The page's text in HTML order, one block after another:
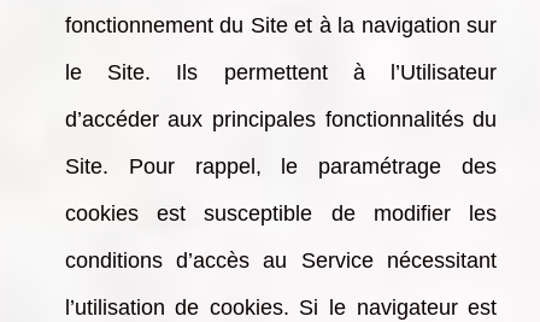
fonctionnement du Site et à la navigation sur
le Site. Ils permettent à l’Utilisateur
d’accéder aux principales fonctionnalités du
Site. Pour rappel, le paramétrage des
cookies est susceptible de modifier les
conditions d’accès au Service nécessitant
l’utilisation de cookies. Si le navigateur est